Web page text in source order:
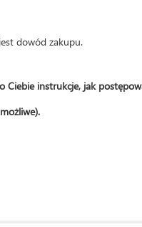
dowód zakupu.
instrukcje, jak